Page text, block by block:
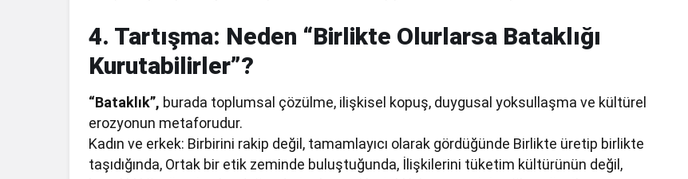
4. Tartışma: Neden “Birlikte Olurlarsa Bataklığı
Kurutabilirler”?
“Bataklık”, burada toplumsal çözülme, ilişkisel kopuş, duygusal yoksullaşma ve kültürel
erozyonun metaforudur.
Kadın ve erkek: Birbirini rakip değil, tamamlayıcı olarak gördüğünde Birlikte üretip birlikte
taşıdığında, Ortak bir etik zeminde buluştuğunda, İlişkilerini tüketim kültürünün değil,